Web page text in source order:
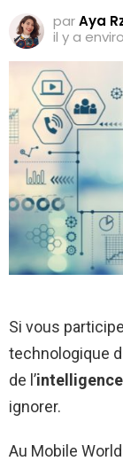
parAya
il y a
Si vous
technologique
de l’
ignorer.
Au Mobile